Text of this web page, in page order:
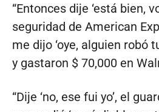
“Entonces dije ‘está bien,
seguridad de American
me dijo ‘oye, alguien robó
y gastaron $ 70,000 en
“Dije ‘no, ese fui yo’, el